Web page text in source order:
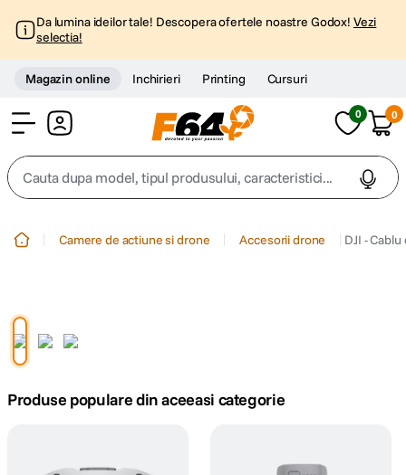
Da lumina ideilor tale! Descopera ofertele noastre Godox! Vezi
selectia!
Magazin online Inchirieri Printing Cursuri
0 0
Cauta dupa model, tipul produsului, caracteristici...
4. peak design
Camere de actiune si drone Accesorii drone DJI -
Produse populare din aceeasi categorie